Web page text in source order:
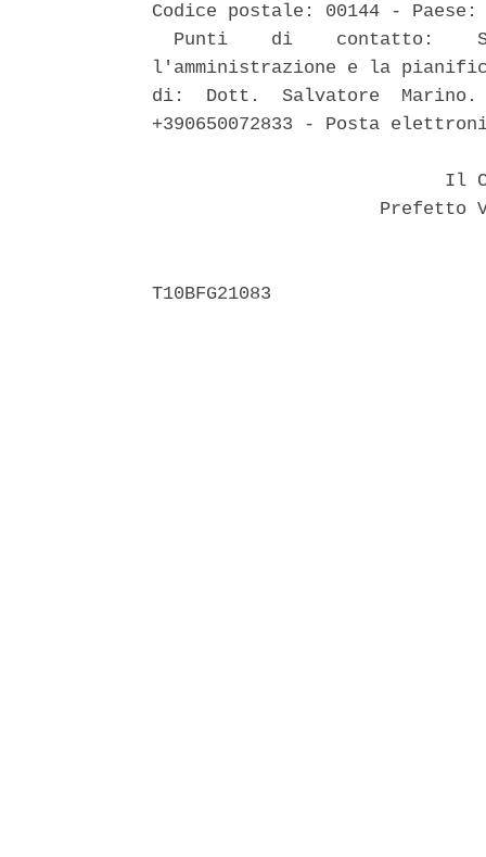
Codice postale: 00144 -
Punti    di    contatto:
l'amministrazione e la
di:  Dott.  Salvatore  Marino.
+390650072833 - Posta
Il
Prefetto